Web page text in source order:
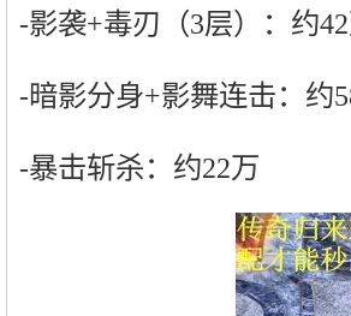
-影袭+毒刃（3层）：约
-暗影分身+影舞连击：约
-暴击斩杀：约22万